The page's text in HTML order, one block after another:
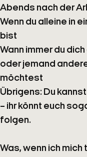
Abends nach der
Wenn du alleine in
bist
Wann immer du
oder jemand
möchtest
Übrigens: Du
– ihr könnt euch
folgen.
Was, wenn ich mich